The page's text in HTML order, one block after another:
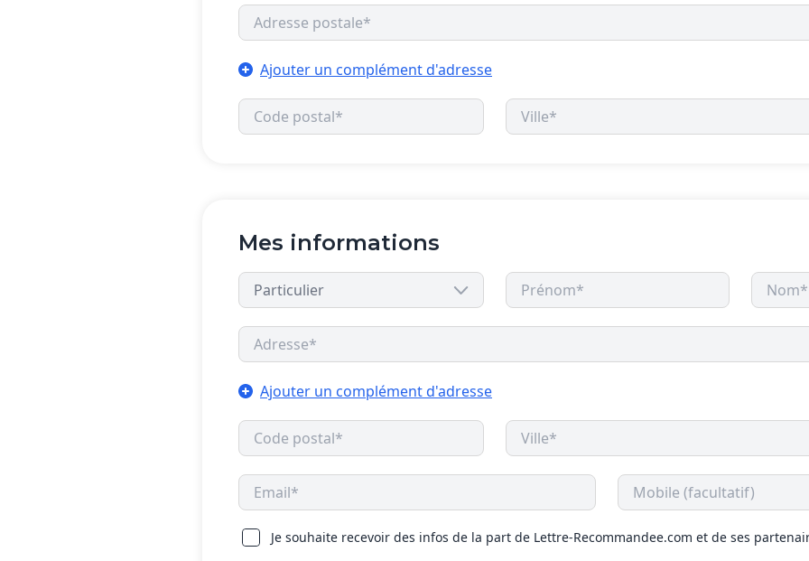
Ajouter un complément d'adresse
Mes informations
Ajouter un complément d'adresse
Je souhaite recevoir des infos de la part de Lettre-Recommandee.com et de ses